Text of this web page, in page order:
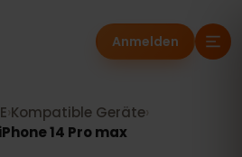
Anmelden
Kompatible Geräte›
14 Pro max